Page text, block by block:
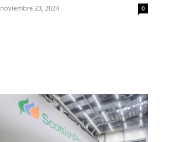
noviembre 23, 2024 0